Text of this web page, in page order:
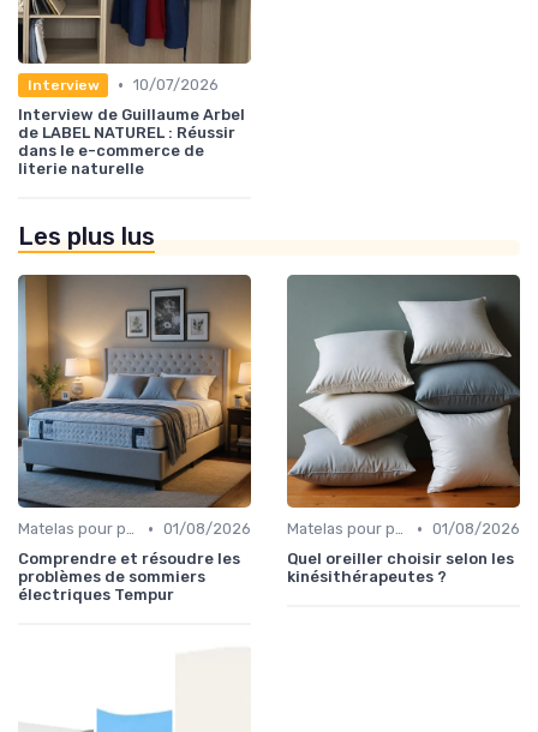
Interview • 10/07/2026
Interview de Guillaume Arbel
de LABEL NATUREL : Réussir
dans le e-commerce de
literie naturelle
Les plus lus
Matelas pour problèmes de dos • 01/08/2026
Comprendre et résoudre les
problèmes de sommiers
électriques Tempur
Matelas pour problèmes de dos • 01/08/2026
Quel oreiller choisir selon les
kinésithérapeutes ?